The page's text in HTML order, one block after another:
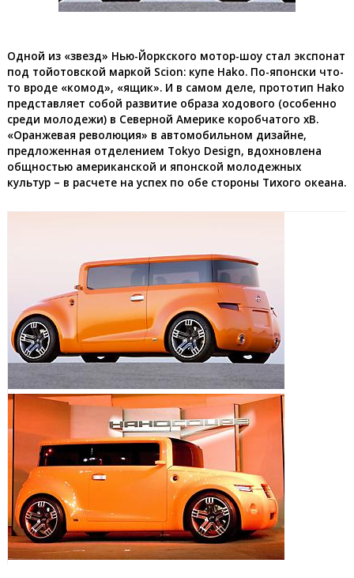
Одной из «звезд» Нью-Йоркского мотор-шоу стал экспонат
под тойотовской маркой Scion: купе Hako. По-японски что-
то вроде «комод», «ящик». И в самом деле, прототип Hako
представляет собой развитие образа ходового (особенно
среди молодежи) в Северной Америке коробчатого xB.
«Оранжевая революция» в автомобильном дизайне,
предложенная отделением Tokyo Design, вдохновлена
общностью американской и японской молодежных
культур – в расчете на успех по обе стороны Тихого океана.